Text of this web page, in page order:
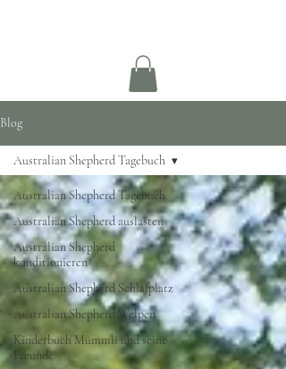
Blog
Australian Shepherd Tagebuch
Australian Shepherd auslasten
Australian Shepherd
konditionieren
Australian Shepherd Schlafplatz
Australian Shepherd Welpen
Kinderbuch Mümmli und seine
Freunde
Australian Shepherd Tagebuch